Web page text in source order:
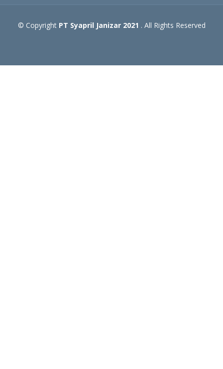
© Copyright PT Syapril Janizar 2021 . All Rights Reserved